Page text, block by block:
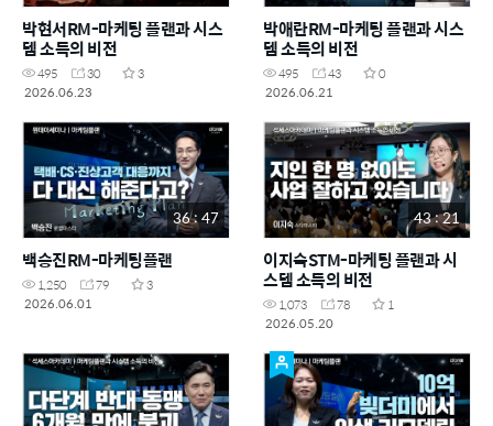
박현서RM-마케팅 플랜과 시스
템 소득의 비전
495 30
3
2026.06.23
박애란RM-마케팅 플랜과 시스
템 소득의 비전
495 43
0
2026.06.21
36 : 47
백승진RM-마케팅플랜
1,250 79
3
2026.06.01
43 : 21
이지숙STM-마케팅 플랜과 시
스템 소득의 비전
1,073 78
1
2026.05.20